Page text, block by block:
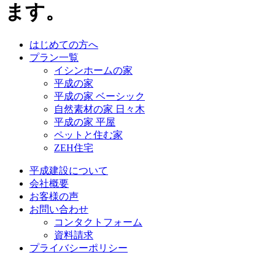
ます。
はじめての方へ
プラン一覧
イシンホームの家
平成の家
平成の家 ベーシック
自然素材の家 日々木
平成の家 平屋
ペットと住む家
ZEH住宅
平成建設について
会社概要
お客様の声
お問い合わせ
コンタクトフォーム
資料請求
プライバシーポリシー